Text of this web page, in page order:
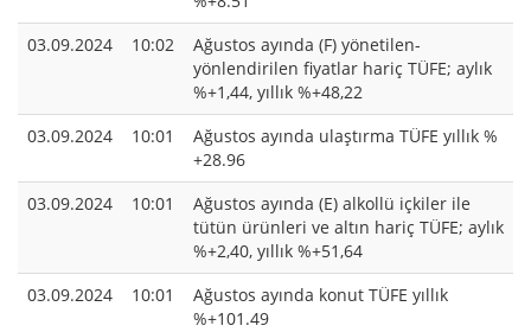
03.09.2024
10:02
Ağustos ayında (F) yönetilen-
yönlendirilen fiyatlar hariç TÜFE; aylık
%+1,44, yıllık %+48,22
03.09.2024
10:01
Ağustos ayında ulaştırma TÜFE yıllık %
+28.96
03.09.2024
10:01
Ağustos ayında (E) alkollü içkiler ile
tütün ürünleri ve altın hariç TÜFE; aylık
%+2,40, yıllık %+51,64
03.09.2024
10:01
Ağustos ayında konut TÜFE yıllık
%+101.49